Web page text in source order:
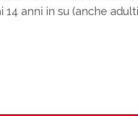
anni in su (anche